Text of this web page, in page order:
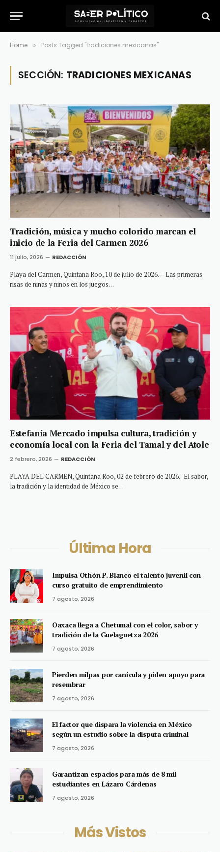
Home » Posts Tagged "tradiciones mexicanas"
SECCIÓN: TRADICIONES MEXICANAS
Tradición, música y mucho colorido marcan el
inicio de la Feria del Carmen 2026
11 julio, 2026 REDACCIÓN
Playa del Carmen, Quintana Roo, 10 de julio de 2026.— Las primeras
risas de niñas y niños en los juegos…
Estefanía Mercado impulsa cultura, tradición y
economía local con la Feria del Tamal y del Atole
2 febrero, 2026 REDACCIÓN
PLAYA DEL CARMEN, Quintana Roo, 02 de febrero de 2026.- El sabor,
la tradición y la identidad de México se…
Última Hora
Impulsa Othón P. Blanco el talento juvenil con
curso gratuito de emprendimiento
7 agosto, 2026
Oaxaca llega a Chetumal con el color, sabor y
tradición de la Guelaguetza 2026
7 agosto, 2026
Pierden milpas por canícula y piden apoyo para
resembrar
7 agosto, 2026
El factor que dispara la violencia en México
según un estudio sobre la disputa criminal
7 agosto, 2026
Garantizan espacios para más de 8 mil
estudiantes en Lázaro Cárdenas
7 agosto, 2026
Más Vistos